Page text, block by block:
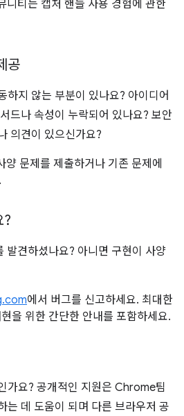
티는 캡처 핸들 사용 경험에 관한
공
하지 않는 부분이 있나요? 아이디어
드나 속성이 누락되어 있나요? 보안
의견이 있으신가요?
양 문제를 제출하거나 기존 문제에
?
견하셨나요? 아니면 구현이 사양
에서 버그를 신고하세요. 최대한
을 위한 간단한 안내를 포함하세요.
가요? 공개적인 지원은 Chrome팀
는 데 도움이 되며 다른 브라우저 공